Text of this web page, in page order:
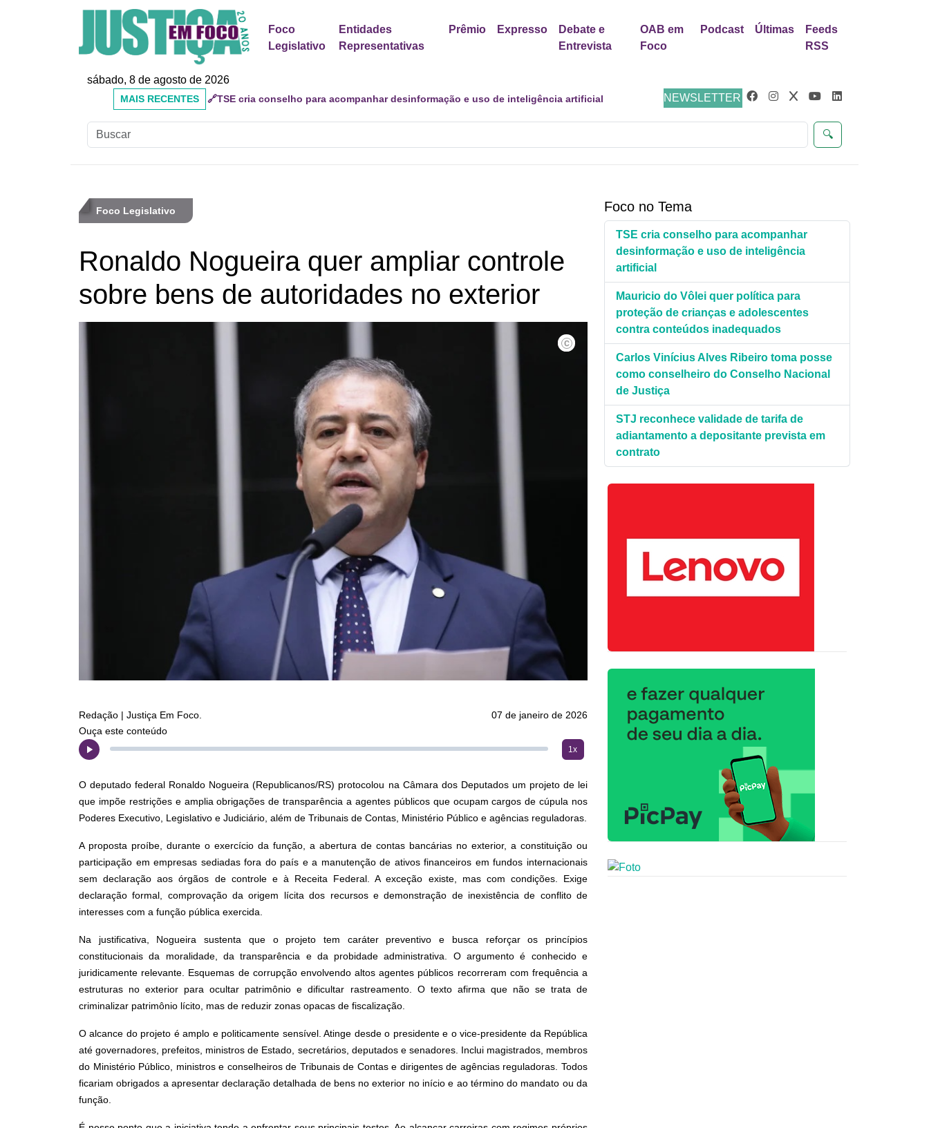
Foco
Legislativo
Entidades
Representativas
Prêmio Expresso
Debate e
Entrevista
OAB em
Foco
Podcast Últimas
Feeds
RSS
sábado, 8 de agosto de 2026
NEWSLETTER
🔍
MAIS
RECENTES
🔗Mauricio do Vôlei quer política para proteção de crianças e adolescentes contra conteúdos
inadequados
Foco Legislativo
Ronaldo Nogueira quer ampliar controle
sobre bens de autoridades no exterior
Zeca Ribeiro/JC
Redação | Justiça Em Foco.
07 de janeiro de 2026
Ouça este conteúdo
1x
O deputado federal Ronaldo Nogueira (Republicanos/RS) protocolou na Câmara dos Deputados um projeto de lei
que impõe restrições e amplia obrigações de transparência a agentes públicos que ocupam cargos de cúpula nos
Poderes Executivo, Legislativo e Judiciário, além de Tribunais de Contas, Ministério Público e agências reguladoras.
A proposta proíbe, durante o exercício da função, a abertura de contas bancárias no exterior, a constituição ou
participação em empresas sediadas fora do país e a manutenção de ativos financeiros em fundos internacionais
sem declaração aos órgãos de controle e à Receita Federal. A exceção existe, mas com condições. Exige
declaração formal, comprovação da origem lícita dos recursos e demonstração de inexistência de conflito de
interesses com a função pública exercida.
Na justificativa, Nogueira sustenta que o projeto tem caráter preventivo e busca reforçar os princípios
constitucionais da moralidade, da transparência e da probidade administrativa. O argumento é conhecido e
juridicamente relevante. Esquemas de corrupção envolvendo altos agentes públicos recorreram com frequência a
estruturas no exterior para ocultar patrimônio e dificultar rastreamento. O texto afirma que não se trata de
criminalizar patrimônio lícito, mas de reduzir zonas opacas de fiscalização.
O alcance do projeto é amplo e politicamente sensível. Atinge desde o presidente e o vice-presidente da República
até governadores, prefeitos, ministros de Estado, secretários, deputados e senadores. Inclui magistrados, membros
do Ministério Público, ministros e conselheiros de Tribunais de Contas e dirigentes de agências reguladoras. Todos
ficariam obrigados a apresentar declaração detalhada de bens no exterior no início e ao término do mandato ou da
função.
Foco no Tema
TSE cria conselho para acompanhar
desinformação e uso de inteligência
artificial
Mauricio do Vôlei quer política para
proteção de crianças e adolescentes
contra conteúdos inadequados
Carlos Vinícius Alves Ribeiro toma posse
como conselheiro do Conselho Nacional
de Justiça
STJ reconhece validade de tarifa de
adiantamento a depositante prevista em
contrato